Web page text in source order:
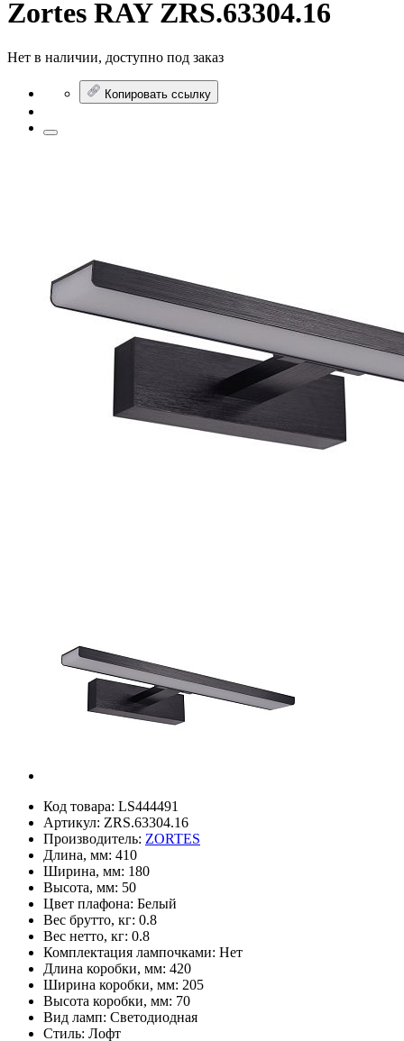
Zortes RAY ZRS.63304.16
Нет в наличии, доступно под заказ
Копировать ссылку
Код товара: LS444491
Артикул: ZRS.63304.16
Производитель: ZORTES
Длина, мм: 410
Ширина, мм: 180
Высота, мм: 50
Цвет плафона: Белый
Вес брутто, кг: 0.8
Вес нетто, кг: 0.8
Комплектация лампочками: Нет
Длина коробки, мм: 420
Ширина коробки, мм: 205
Высота коробки, мм: 70
Вид ламп: Светодиодная
Стиль: Лофт